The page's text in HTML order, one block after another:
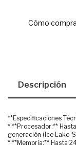
Cómo
Descripción
**Especificaciones
* **Procesador:**
generación (Ice Lake-
* **Memoria:** Hasta